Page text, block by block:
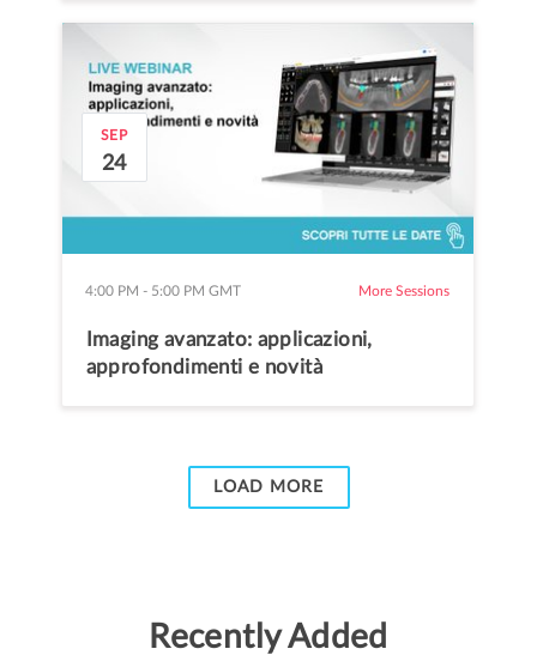
SEP
24
4:00 PM - 5:00 PM GMT More Sessions
Imaging avanzato: applicazioni,
approfondimenti e novità
LOAD MORE
Recently Added